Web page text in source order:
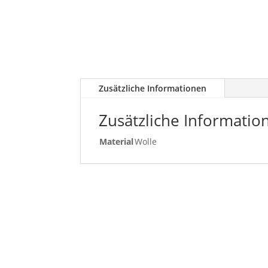
Zusätzliche Informationen
Zusätzliche
MaterialWolle